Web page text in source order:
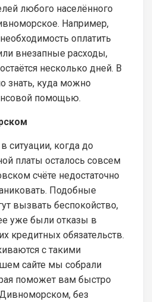
любого населённого
Например,
оплатить
внезапные расходы,
несколько дней. В
знать, куда можно
помощью.
ситуации, когда до
платы осталось совсем
счёте недостаточно
Подобные
вызвать беспокойство,
уже были отказы в
кредитных обязательств.
с такими
сайте мы собрали
поможет вам быстро
без